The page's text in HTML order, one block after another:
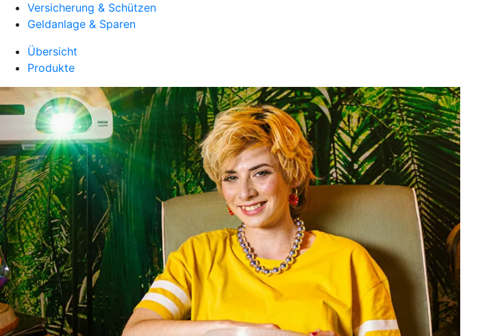
Versicherung & Schützen
Geldanlage & Sparen
Übersicht
Produkte